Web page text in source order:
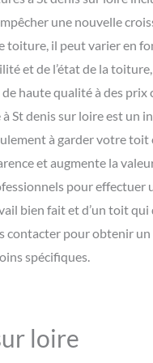
une nouvelle
toiture, il peut varier en
et de l’état de la
haute qualité à des prix
St denis sur loire est un
à garder votre
et augmente la
pour effectuer
bien fait et d’un toit
contacter pour obtenir
spécifiques.
loire